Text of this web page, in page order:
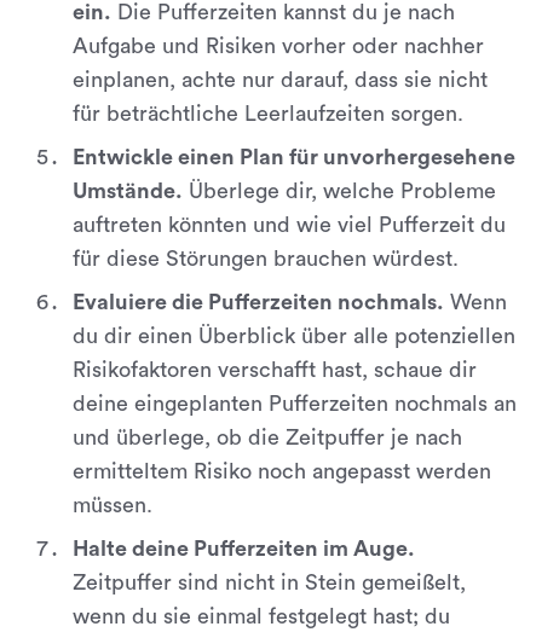
ein. Die Pufferzeiten kannst du je nach
Aufgabe und Risiken vorher oder nachher
einplanen, achte nur darauf, dass sie nicht
für beträchtliche Leerlaufzeiten sorgen.
Entwickle einen Plan für unvorhergesehene
Umstände. Überlege dir, welche Probleme
auftreten könnten und wie viel Pufferzeit du
für diese Störungen brauchen würdest.
Evaluiere die Pufferzeiten nochmals. Wenn
du dir einen Überblick über alle potenziellen
Risikofaktoren verschafft hast, schaue dir
deine eingeplanten Pufferzeiten nochmals an
und überlege, ob die Zeitpuffer je nach
ermitteltem Risiko noch angepasst werden
müssen.
Halte deine Pufferzeiten im Auge.
Zeitpuffer sind nicht in Stein gemeißelt,
wenn du sie einmal festgelegt hast; du